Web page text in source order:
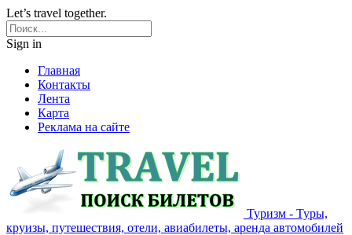
Let’s travel together.
Sign in
Главная
Контакты
Лента
Карта
Реклама на сайте
Туризм - Туры,
круизы, путешествия, отели, авиабилеты, аренда автомобилей